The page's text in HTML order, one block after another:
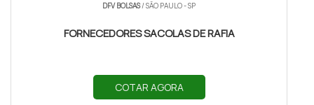
DFV BOLSAS/ SÃO PAULO - SP
FORNECEDORES SACOLAS DE RAFIA
COTAR AGORA